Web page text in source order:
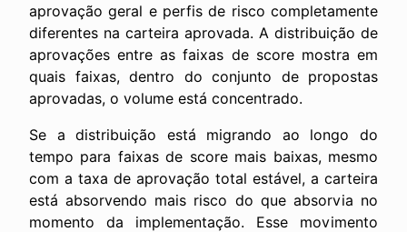
aprovação geral e perfis de risco completamente
diferentes na carteira aprovada. A distribuição de
aprovações entre as faixas de score mostra em
quais faixas, dentro do conjunto de propostas
aprovadas, o volume está concentrado.
Se a distribuição está migrando ao longo do
tempo para faixas de score mais baixas, mesmo
com a taxa de aprovação total estável, a carteira
está absorvendo mais risco do que absorvia no
momento da implementação. Esse movimento